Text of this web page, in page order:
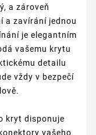
a zároveň
a zavírání jednou
je elegantním
vašemu krytu
detailu
vždy v bezpečí
kryt disponuje
vašeho